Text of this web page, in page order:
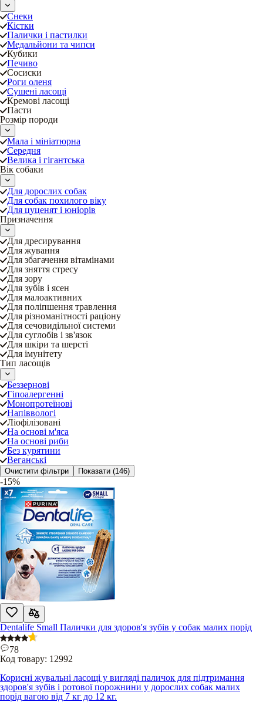
Снеки
Кістки
Палички і пастилки
Медальйони та чипси
Кубики
Печиво
Сосиски
Роги оленя
Сушені ласощі
Кремові ласощі
Пасти
Розмір породи
Мала і мініатюрна
Середня
Велика і гігантська
Вік собаки
Для дорослих собак
Для собак похилого віку
Для цуценят і юніорів
Призначення
Для дресирування
Для жування
Для збагачення вітамінами
Для зняття стресу
Для зору
Для зубів і ясен
Для малоактивних
Для поліпшення травлення
Для різноманітності раціону
Для сечовидільної системи
Для суглобів і зв'язок
Для шкіри та шерсті
Для імунітету
Тип ласощів
Беззернові
Гіпоалергенні
Монопротеїнові
Напіввологі
Ліофілізовані
На основі м'яса
На основі риби
Без курятини
Веганські
Очистити фільтри Показати (146)
-15%
Dentalife Small Палички для здоров'я зубів у собак малих порід
78
Код товару: 12992
Корисні жувальні ласощі у вигляді паличок для підтримання
здоров'я зубів і ротової порожнини у дорослих собак малих
порід вагою від 7 кг до 12 кг.